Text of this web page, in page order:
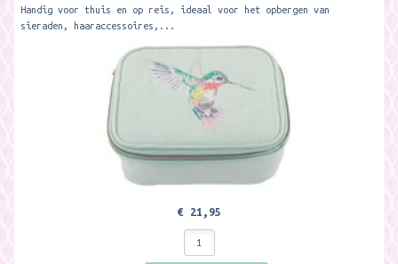
Handig voor thuis en op reis, ideaal voor het opbergen van
sieraden, haaraccessoires,...
€ 21,95